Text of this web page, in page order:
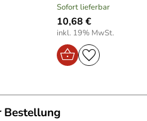
Sofort lieferbar
10,68 €
inkl. 19% MwSt.
Bestellung